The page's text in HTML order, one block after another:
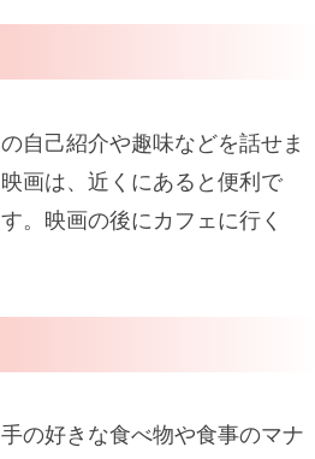
自己紹介や趣味などを話せま
画は、近くにあると便利で
。映画の後にカフェに行く
の好きな食べ物や食事のマナ